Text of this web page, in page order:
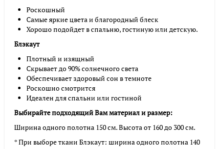
Роскошный
Самые яркие цвета и благородный блеск
Хорошо подойдет в спальню, гостиную или детскую.
Блэкаут
Плотный и изящный
Скрывает до 90% солнечного света
Обеспечивает здоровый сон в темноте
Роскошно смотрится
Идеален для спальни или гостиной
Выбирайте подходящий Вам материал и размер:
Ширина одного полотна 150 см. Высота от 160 до 300 см.
* При выборе ткани Блэкаут: ширина одного полотна 140